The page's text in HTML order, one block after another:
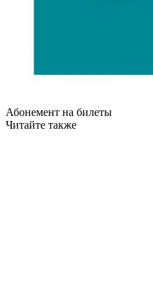
Абонемент на билеты
Читайте также